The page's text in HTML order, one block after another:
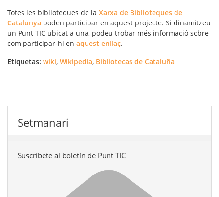
Totes les biblioteques de la Xarxa de Biblioteques de
Catalunya poden participar en aquest projecte. Si dinamitzeu
un Punt TIC ubicat a una, podeu trobar més informació sobre
com participar-hi en aquest enllaç.
Etiquetas: wiki, Wikipedia, Bibliotecas de Cataluña
Setmanari
Suscríbete al boletín de Punt TIC